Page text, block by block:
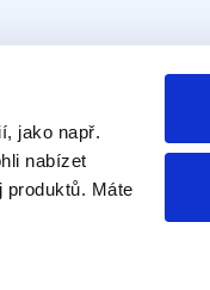
jako např.
nabízet
produktů. Máte